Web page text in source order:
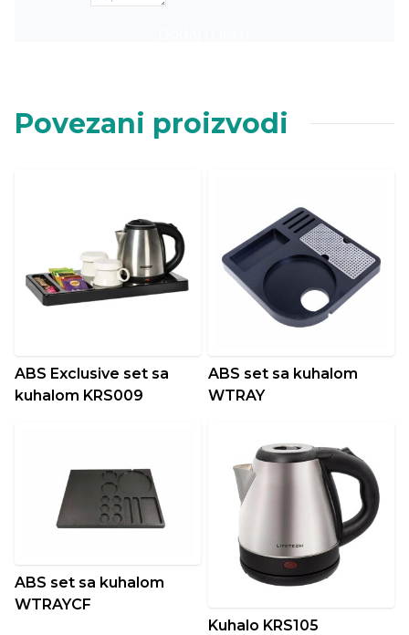
Povezani proizvodi
ABS Exclusive set sa
kuhalom KRS009
ABS set sa kuhalom
WTRAY
ABS set sa kuhalom
WTRAYCF
Kuhalo KRS105